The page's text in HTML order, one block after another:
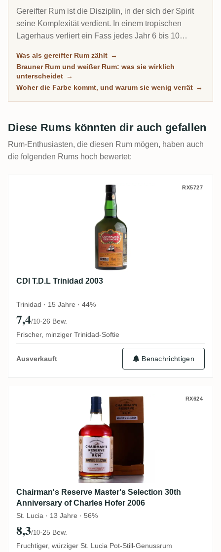
Gereifter Rum ist die Disziplin, in der sich der Spirit
seine Komplexität verdient. In einem tropischen
Lagerhaus verliert ein Fass jedes Jahr 6 bis 10
kann ein 8-jähriger Karibik-Rum tiefer schmecken als
ein 20-jähriger Scotch. Diese Übersicht versammelt
jeden Rum auf RumX, der echte Zeit im Holz
Was als gereifter Rum zählt →
Brauner Rum und weißer Rum: was sie wirklich
unterscheidet →
Woher die Farbe kommt, und warum sie wenig verrät →
Diese Rums könnten dir auch gefallen
Rum-Enthusiasten, die diesen Rum mögen, haben auch
die folgenden Rums hoch bewertet:
CDI T.D.L Trinidad 2003 RX5727
CDI T.D.L Trinidad 2003
Trinidad · 15 Jahre · 44%
7,4/10·26 Bew.
Frischer, minziger Trinidad-Softie
Ausverkauft Benachrichtigen
Chairman's Reserve Master's Selection
RX624
Chairman's Reserve Master's Selection 30th
Anniversary of Charles Hofer 2006
St. Lucia · 13 Jahre · 56%
8,3/10·25 Bew.
Fruchtiger, würziger St. Lucia Pot-Still-Genussrum